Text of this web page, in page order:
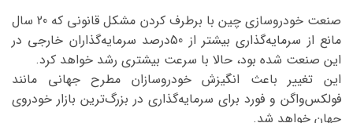
صنعت خودروسازی چین با برطرف کردن مشکل قانونی که 20 سال
مانع از سرمایه‌گذاری بیشتر از 50درصد سرمایه‌گذاران خارجی در
این صنعت شده بود، حالا با سرعت بیشتری رشد خواهد کرد.
این تغییر باعث انگیزش خودروسازان مطرح جهانی مانند
فولکس‌واگن و فورد برای سرمایه‌گذاری در بزرگ‌ترین بازار خودروی
جهان خواهد شد.